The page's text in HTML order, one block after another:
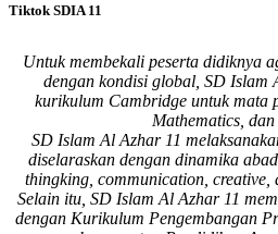
bertanggung jawab,
dengan penuh
keikhlasan.
Bismillah, semoga
setiap langkah
menjadi ladang
kebaikan🌱
#SDIAIAzhar11Surab
aya #DiklatTakmir
Tiktok SDIA 11
Untuk membekali peserta didiknya
dengan kondisi global, SD Islam
kurikulum Cambridge untuk mata
Mathematics, dan
SD Islam Al Azhar 11
diselaraskan dengan dinamika
thingking, communication,
Selain itu, SD Islam Al Azhar 11
dengan Kurikulum Pengembangan